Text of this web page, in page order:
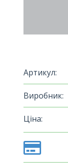
Артикул:
Виробник:
Ціна: